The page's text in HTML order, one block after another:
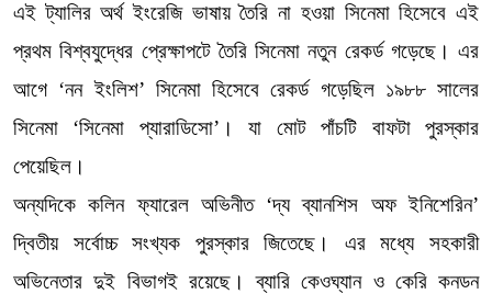
এই ট্যালির অর্থ ইংরেজি ভাষায় তৈরি না হওয়া সিনেমা হিসেবে এই
প্রথম বিশ্বযুদ্ধের প্রেক্ষাপটে তৈরি সিনেমা নতুন রেকর্ড গড়েছে। এর
আগে ‘নন ইংলিশ’ সিনেমা হিসেবে রেকর্ড গড়েছিল ১৯৮৮ সালের
সিনেমা ‘সিনেমা প্যারাডিসো’। যা মোট পাঁচটি বাফটা পুরস্কার
পেয়েছিল।
অন্যদিকে কলিন ফ্যারেল অভিনীত ‘দ্য ব্যানশিস অফ ইনিশেরিন’
দ্বিতীয় সর্বোচ্চ সংখ্যক পুরস্কার জিতেছে। এর মধ্যে সহকারী
অভিনেতার দুই বিভাগই রয়েছে। ব্যারি কেওঘ্যান ও কেরি কনডন